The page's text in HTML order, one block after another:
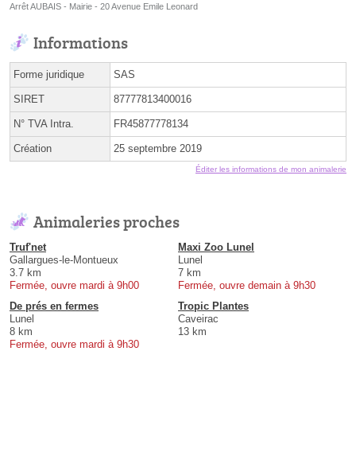
Arrêt AUBAIS - Mairie - 20 Avenue Emile Leonard
Informations
Forme juridique SAS
SIRET 87777813400016
N° TVA Intra. FR45877778134
Création 25 septembre 2019
Éditer les informations de mon animalerie
Animaleries proches
Truf'net
Gallargues-le-Montueux
3.7 km
Fermée, ouvre mardi à 9h00
Maxi Zoo Lunel
Lunel
7 km
Fermée, ouvre demain à 9h30
De prés en fermes
Lunel
8 km
Fermée, ouvre mardi à 9h30
Tropic Plantes
Caveirac
13 km